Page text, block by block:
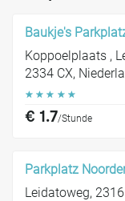
Baukje's
Koppoelplaats ,
2334 CX,
☆ ☆ ☆ ☆ ☆
€ 1.7/Stunde
Parkplatz
Leidatoweg,